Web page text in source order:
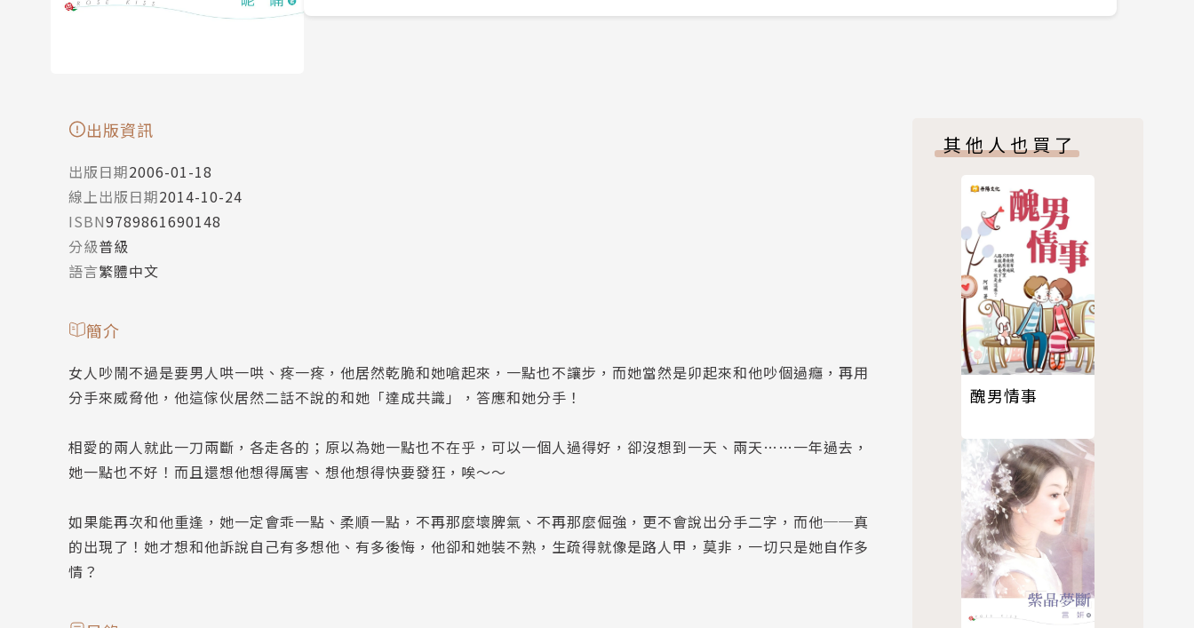
出版資訊
出版日期2006-01-18
線上出版日期2014-10-24
ISBN9789861690148
分級普級
語言繁體中文
簡介
女人吵鬧不過是要男人哄一哄、疼一疼，他居然乾脆和她嗆起來，一點也不讓步，而她當然是卯起來和他吵個過癮，再用
分手來威脅他，他這傢伙居然二話不說的和她「達成共識」，答應和她分手！
相愛的兩人就此一刀兩斷，各走各的；原以為她一點也不在乎，可以一個人過得好，卻沒想到一天、兩天……一年過去，
她一點也不好！而且還想他想得厲害、想他想得快要發狂，唉～～
如果能再次和他重逢，她一定會乖一點、柔順一點，不再那麼壞脾氣、不再那麼倔強，更不會說出分手二字，而他──真
的出現了！她才想和他訴說自己有多想他、有多後悔，他卻和她裝不熟，生疏得就像是路人甲，莫非，一切只是她自作多
情？
其他人也買了
醜男情事